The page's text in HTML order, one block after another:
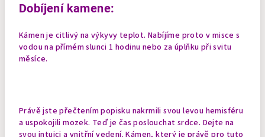
Dobíjení kamene:
Kámen je citlivý na výkyvy teplot. Nabíjíme proto v misce s
vodou na přímém slunci 1 hodinu nebo za úplňku při svitu
měsíce.
Právě jste přečtením popisku nakrmili svou levou hemisféru
a uspokojili mozek. Teď je čas poslouchat srdce. Dejte na
svou intuici a vnitřní vedení. Kámen, který je právě pro tuto